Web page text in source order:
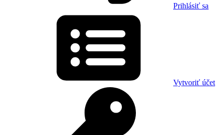
Prihlásiť sa
Vytvoriť účet